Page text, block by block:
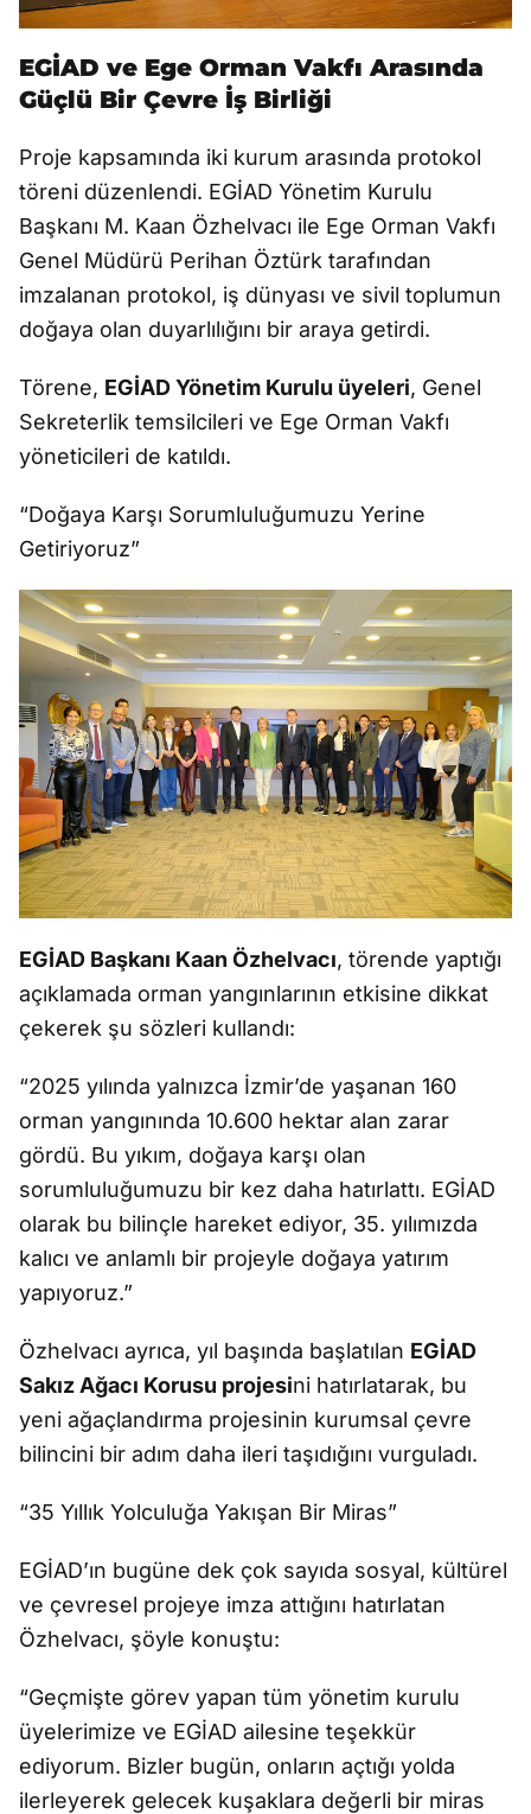
EGİAD ve Ege Orman Vakfı Arasında
Güçlü Bir Çevre İş Birliği
Proje kapsamında iki kurum arasında protokol
töreni düzenlendi. EGİAD Yönetim Kurulu
Başkanı M. Kaan Özhelvacı ile Ege Orman Vakfı
Genel Müdürü Perihan Öztürk tarafından
imzalanan protokol, iş dünyası ve sivil toplumun
doğaya olan duyarlılığını bir araya getirdi.
Törene, EGİAD Yönetim Kurulu üyeleri, Genel
Sekreterlik temsilcileri ve Ege Orman Vakfı
yöneticileri de katıldı.
“Doğaya Karşı Sorumluluğumuzu Yerine
Getiriyoruz”
EGİAD Başkanı Kaan Özhelvacı, törende yaptığı
açıklamada orman yangınlarının etkisine dikkat
çekerek şu sözleri kullandı:
“2025 yılında yalnızca İzmir’de yaşanan 160
orman yangınında 10.600 hektar alan zarar
gördü. Bu yıkım, doğaya karşı olan
sorumluluğumuzu bir kez daha hatırlattı. EGİAD
olarak bu bilinçle hareket ediyor, 35. yılımızda
kalıcı ve anlamlı bir projeyle doğaya yatırım
yapıyoruz.”
Özhelvacı ayrıca, yıl başında başlatılan EGİAD
Sakız Ağacı Korusu projesini hatırlatarak, bu
yeni ağaçlandırma projesinin kurumsal çevre
bilincini bir adım daha ileri taşıdığını vurguladı.
“35 Yıllık Yolculuğa Yakışan Bir Miras”
EGİAD’ın bugüne dek çok sayıda sosyal, kültürel
ve çevresel projeye imza attığını hatırlatan
Özhelvacı, şöyle konuştu:
“Geçmişte görev yapan tüm yönetim kurulu
üyelerimize ve EGİAD ailesine teşekkür
ediyorum. Bizler bugün, onların açtığı yolda
ilerleyerek gelecek kuşaklara değerli bir miras